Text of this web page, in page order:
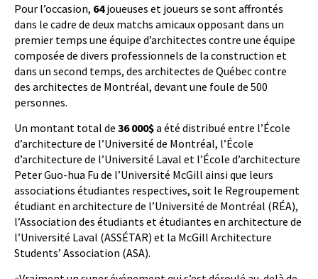
Pour l’occasion, 64joueuses et joueurs se sont affrontés
dans le cadre de deux matchs amicaux opposant dans un
premier temps une équipe d’architectes contre une équipe
composée de divers professionnels de la construction et
dans un second temps, des architectes de Québec contre
des architectes de Montréal, devant une foule de 500
personnes.
Un montant total de 36 000$a été distribué entre l’École
d’architecture de l’Université de Montréal, l’École
d’architecture de l’Université Laval et l’École d’architecture
Peter Guo-hua Fu de l’Université McGill ainsi que leurs
associations étudiantes respectives, soit le Regroupement
étudiant en architecture de l’Université de Montréal (RÉA),
l’Association des étudiants et étudiantes en architecture de
l’Université Laval (ASSÉTAR) et la McGill Architecture
Students’ Association (ASA).